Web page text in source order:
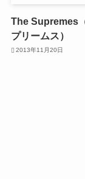
The Supremes
プリームス）
2013年11月20日